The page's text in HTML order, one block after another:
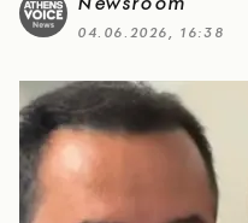
04.06.2026, 16:38